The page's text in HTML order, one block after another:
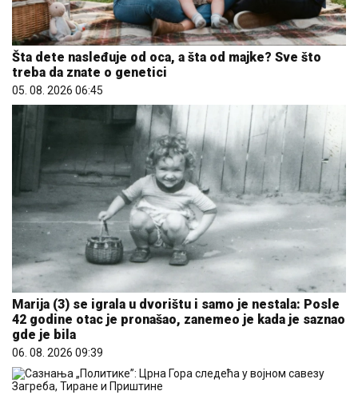
Šta dete nasleđuje od oca, a šta od majke? Sve što
treba da znate o genetici
05. 08. 2026 06:45
Marija (3) se igrala u dvorištu i samo je nestala: Posle
42 godine otac je pronašao, zanemeo je kada je saznao
gde je bila
06. 08. 2026 09:39